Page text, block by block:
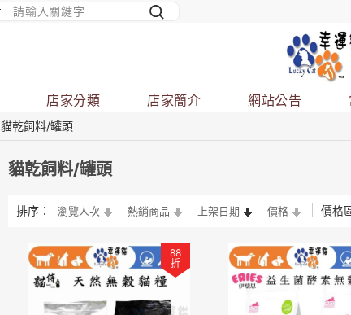
店家分類 店家簡介 網站公告
貓乾飼料/罐頭
貓乾飼料/罐頭
排序： 瀏覽人次 熱銷商品 上架日期 價格 價格
88
折